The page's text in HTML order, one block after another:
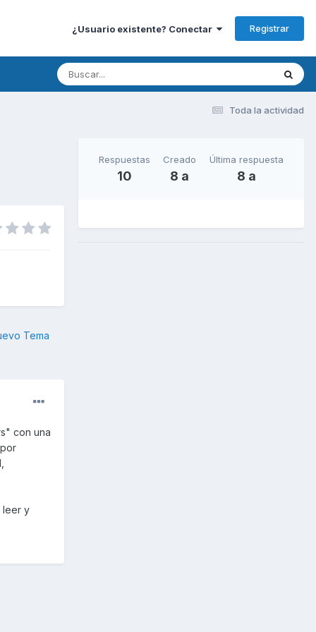
¿Usuario existente? Conectar Registrar
Toda la actividad
Tema
con una
leer y
Respuestas
10
Creado
8 a
Última respuesta
8 a